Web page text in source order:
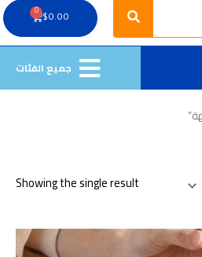
Search
$0.00
0
Cart
جميع الفئات
Showing the single result